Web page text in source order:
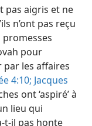
pas aigris et ne
n’ont pas reçu
promesses
pour
les affaires
4:10; Jacques
ont ‘aspiré’ à
lieu qui
​t-​il pas honte